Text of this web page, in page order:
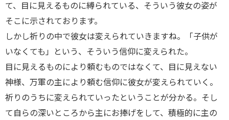
て、目に見えるものに縛られている、そういう彼女の姿が
そこに示されております。
しかし祈りの中で彼女は変えられていきますね。「子供が
いなくても」という、そういう信仰に変えられた。
目に見えるものにより頼むものではなくて、目に見えない
神様、万軍の主により頼む信仰に彼女が変えられていく。
祈りのうちに変えられていったということが分かる。そし
て自らの深いところから主にお捧げをして、積極的に主の